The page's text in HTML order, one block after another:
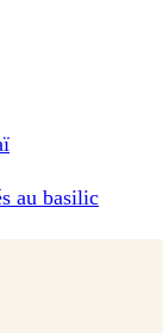
au basilic